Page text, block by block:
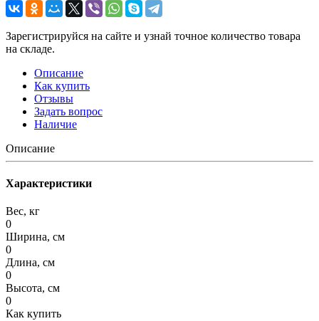
Зарегистрируйся на сайте и узнай точное количество товара
на складе.
Описание
Как купить
Отзывы
Задать вопрос
Наличие
Описание
Характеристики
Вес, кг
0
Ширина, см
0
Длина, см
0
Высота, см
0
Как купить